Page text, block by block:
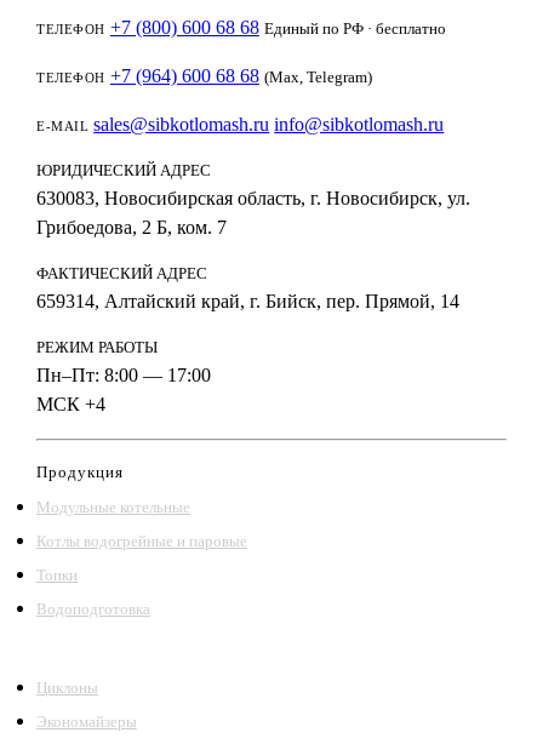
ТЕЛЕФОН +7 (800) 600 68 68 Единый по РФ · бесплатно
ТЕЛЕФОН +7 (964) 600 68 68 (Max, Telegram)
E-MAIL sales@sibkotlomash.ru info@sibkotlomash.ru
ЮРИДИЧЕСКИЙ АДРЕС
630083, Новосибирская область, г. Новосибирск, ул.
Грибоедова, 2 Б, ком. 7
ФАКТИЧЕСКИЙ АДРЕС
659314, Алтайский край, г. Бийск, пер. Прямой, 14
РЕЖИМ РАБОТЫ
Пн–Пт: 8:00 — 17:00
МСК +4
Продукция
Модульные котельные
Котлы водогрейные и паровые
Топки
Водоподготовка
Циклоны
Экономайзеры